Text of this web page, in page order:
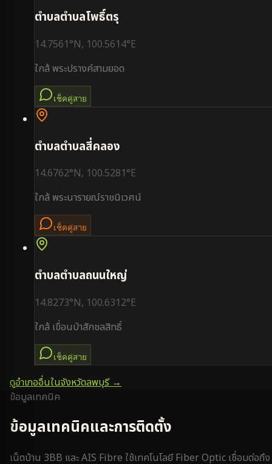
ตำบลตำบลโพธิ์ตรุ
14.7561°N, 100.5614°E
ใกล้พระปรางค์สามยอด
เช็คคู่สาย
ตำบลตำบลสี่คลอง
14.6762°N, 100.5281°E
ใกล้พระนารายณ์ราชนิเวศน์
เช็คคู่สาย
ตำบลตำบลถนนใหญ่
14.8273°N, 100.6312°E
ใกล้ เขื่อนป่าสักชลสิทธิ์
เช็คคู่สาย
ดูอำเภออื่นในจังหวัดลพบุรี→
ข้อมูลเทคนิค
ข้อมูลเทคนิคและการติดตั้ง
เน็ตบ้าน 3BB และ AIS Fibre ใช้เทคโนโลยี Fiber Optic เชื่อมต่อถึง